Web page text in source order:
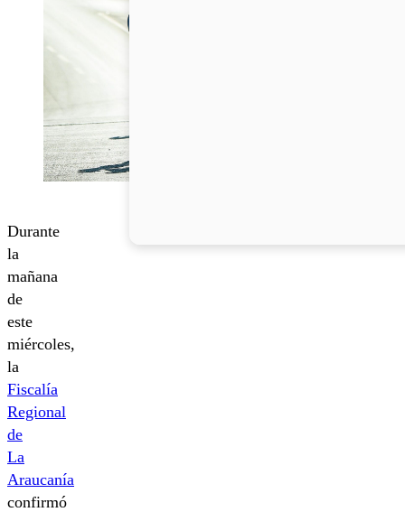
Durante
la
mañana
de
este
miércoles,
la
Fiscalía
Regional
de
La
Araucanía
confirmó